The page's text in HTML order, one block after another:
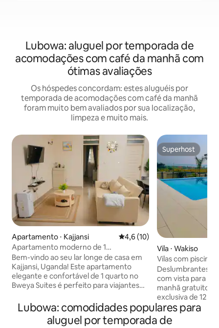
Lubowa: aluguel por temporada de
acomodações com café da manhã com
ótimas avaliações
Os hóspedes concordam: estes aluguéis por
temporada de acomodações com café da manhã
foram muito bem avaliados por sua localização,
limpeza e muito mais.
Apartamento ⋅ Kajjansi 4,6 de uma avaliação média
4,6 (10)
Apartamento moderno de 1
quarto/Bweya Suites/Entebbe rd
Bem-vindo ao seu lar longe de casa em
Kajjansi, Uganda! Este apartamento
elegante e confortável de 1 quarto no
Bweya Suites é perfeito para viajantes
buscam conveniência e relaxamento.
Desfrute de um quarto acolhedor, um
banheiro moderno com chuveiro
Superhost
Superhost
Vila ⋅ Wakiso
Vilas com piscina
piscina privativa
aeroporto
Deslumbrantes
com vista para o
manhã gratuito,
exclusiva de 12 x
equipada com
turco, ar-
digital de tela
Lubowa: comodidades populares para
aluguel por temporada de